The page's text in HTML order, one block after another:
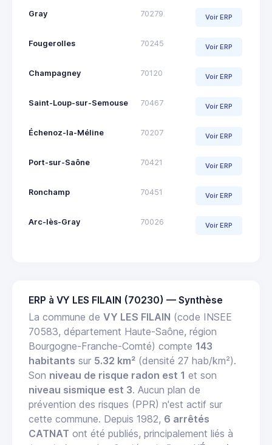
Gray 70279 Voir ERP
Fougerolles 70245 Voir ERP
Champagney 70120 Voir ERP
Saint-Loup-sur-Semouse 70467 Voir ERP
Échenoz-la-Méline 70207 Voir ERP
Port-sur-Saône 70421 Voir ERP
Ronchamp 70451 Voir ERP
Arc-lès-Gray 70026 Voir ERP
ERP à VY LES FILAIN (70230) — Synthèse
La commune de VY LES FILAIN (code INSEE
70583, département Haute-Saône, région
Bourgogne-Franche-Comté) compte 143
habitants sur 5.32 km² (densité 27 hab/km²).
Son niveau de risque radon est 1 et son
niveau sismique est 3. Aucun plan de
prévention des risques (PPR) n'est actif sur
cette commune. Depuis 1982, 6 arrêtés
CATNAT ont été publiés, principalement liés à